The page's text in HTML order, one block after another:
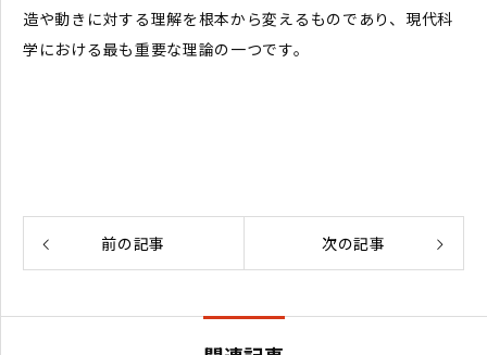
造や動きに対する理解を根本から変えるものであり、現代科
学における最も重要な理論の一つです。
前の記事 次の記事